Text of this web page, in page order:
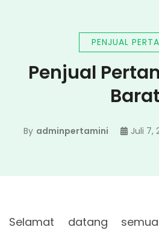
PENJUAL
Penjual
Barat
By adminpertamini Juli 7,
Selamat datang